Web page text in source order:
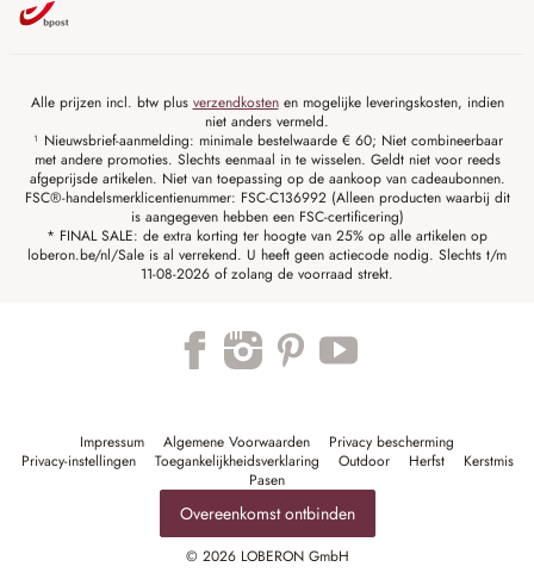
Alle prijzen incl. btw plus verzendkostenen mogelijke leveringskosten, indien
niet anders vermeld.
¹ Nieuwsbrief-aanmelding: minimale bestelwaarde € 60; Niet combineerbaar
met andere promoties. Slechts eenmaal in te wisselen. Geldt niet voor reeds
afgeprijsde artikelen. Niet van toepassing op de aankoop van cadeaubonnen.
FSC®-handelsmerklicentienummer: FSC-C136992 (Alleen producten waarbij dit
is aangegeven hebben een FSC-certificering)
* FINAL SALE: de extra korting ter hoogte van 25% op alle artikelen op
loberon.be/nl/Sale is al verrekend. U heeft geen actiecode nodig. Slechts t/m
11-08-2026 of zolang de voorraad strekt.
Impressum Algemene Voorwaarden
Privacy bescherming
Privacy-instellingen
Toegankelijkheidsverklaring Outdoor Herfst
Kerstmis
Pasen
Overeenkomst ontbinden
© 2026 LOBERON GmbH